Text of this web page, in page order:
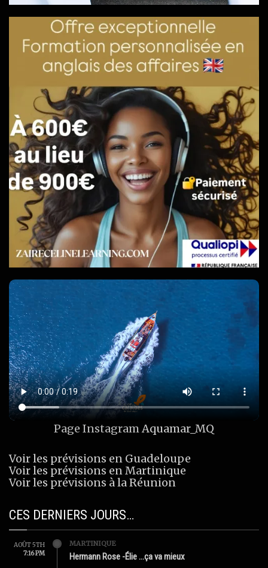
Page InstagramAquamar_MQ
Voir les prévisions en Guadeloupe
Voir les prévisions en Martinique
Voir les prévisions à la Réunion
CES DERNIERS JOURS…
AOÛT 5TH
7:16 PM
MARTINIQUE
Hermann Rose -Élie …ça va mieux